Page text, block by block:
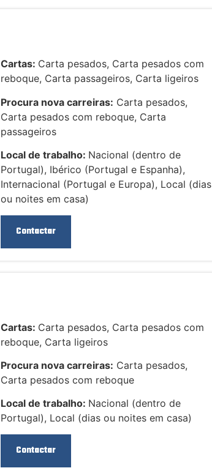
Cartas: Carta pesados, Carta pesados com
reboque, Carta passageiros, Carta ligeiros
Procura nova carreiras: Carta pesados,
Carta pesados com reboque, Carta
passageiros
Local de trabalho: Nacional (dentro de
Portugal), Ibérico (Portugal e Espanha),
Internacional (Portugal e Europa), Local (dias
ou noites em casa)
Contactar
Cartas: Carta pesados, Carta pesados com
reboque, Carta ligeiros
Procura nova carreiras: Carta pesados,
Carta pesados com reboque
Local de trabalho: Nacional (dentro de
Portugal), Local (dias ou noites em casa)
Contactar